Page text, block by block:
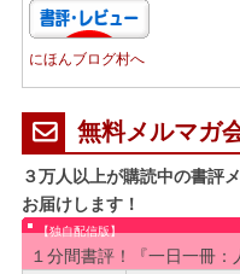
にほんブログ村へ
無料メルマガ
３万人以上が購読中の書評
お届けします！
【独自配信版】
１分間書評！『一日一冊：